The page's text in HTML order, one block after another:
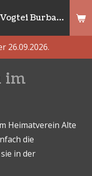
Heimatverein Alte Vogtei Burbach e.V.
im
Heimatverein Alte
die
in der